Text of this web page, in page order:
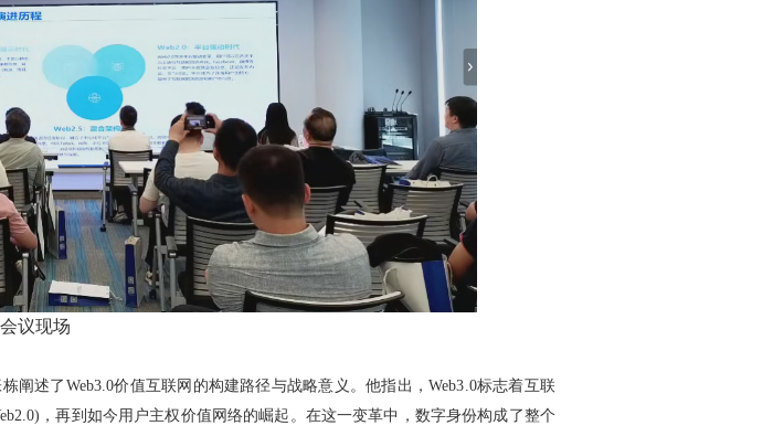
会议现场
述了Web3.0价值互联网的构建路径与战略意义。他指出，Web3.0标志着互联
，再到如今用户主权价值网络的崛起。在这一变革中，数字身份构成了整个